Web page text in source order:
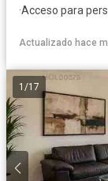
·Acceso para
Actualizado hace
1 /17